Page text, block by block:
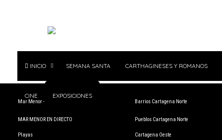
INICIO SEMANA SANTA CARTHAGINESES Y ROMANOS
CINE EXPOSICIONES
Mar Menor - Rincón de San Ginés
MAR MENOR EN DIRECTO
Playas
Barrios Cartagena Norte
Pueblos Cartagena Norte
Cartagena Oeste